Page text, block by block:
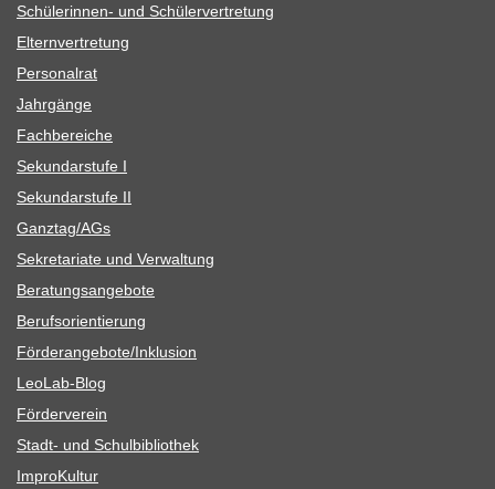
Schü­le­rin­nen- und Schülervertretung
Eltern­ver­tre­tung
Per­so­nal­rat
Jahr­gänge
Fach­be­rei­che
Sekun­dar­stufe I
Sekun­dar­stufe II
Ganztag/​​AGs
Sekre­ta­riate und Verwaltung
Bera­tungs­an­ge­bote
Berufs­ori­en­tie­rung
Förderangebote/​​Inklusion
Leo­Lab-Blog
För­der­ver­ein
Stadt- und Schulbibliothek
Impro­Kul­tur